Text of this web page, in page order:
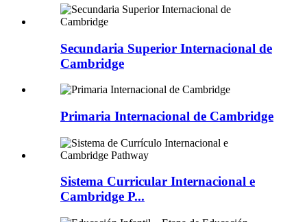
Secundaria Superior Internacional de
Cambridge
Primaria Internacional de Cambridge
Sistema Curricular Internacional e
Cambridge P...